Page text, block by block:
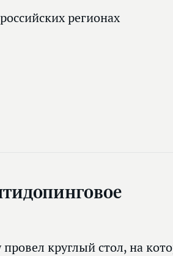
регионах
круглый стол, на